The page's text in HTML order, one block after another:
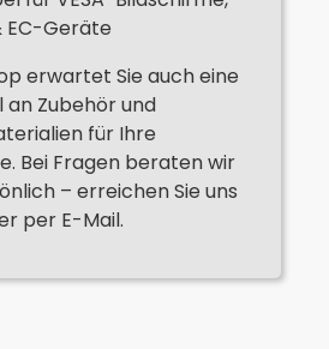
EC-Geräte
erwartet Sie auch eine
Zubehör und
für Ihre
Bei Fragen beraten wir
– erreichen Sie uns
per E-Mail.